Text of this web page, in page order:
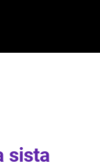
sista